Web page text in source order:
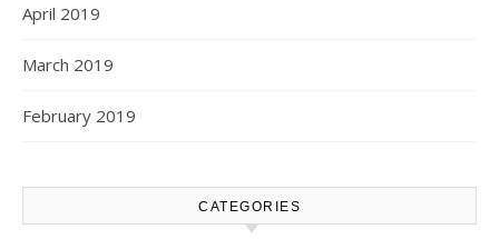
April 2019
March 2019
February 2019
CATEGORIES